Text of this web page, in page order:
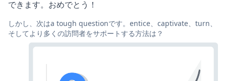
できます。おめでとう！
しかし、次はa tough questionです。entice、captivate、turn、
そしてより多くの訪問者をサポートする方法は？